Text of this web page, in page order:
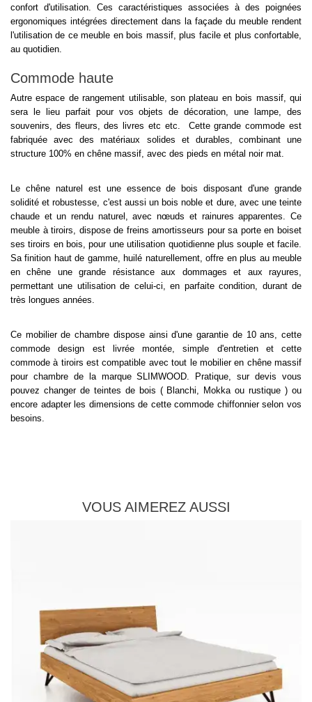
confort d'utilisation. Ces caractéristiques associées à des poignées
ergonomiques intégrées directement dans la façade du meuble rendent
l'utilisation de ce meuble en bois massif, plus facile et plus confortable,
au quotidien.
Commode haute
Autre espace de rangement utilisable, son plateau en bois massif, qui
sera le lieu parfait pour vos objets de décoration, une lampe, des
souvenirs, des fleurs, des livres etc etc. Cette grande commode est
fabriquée avec des matériaux solides et durables, combinant une
structure 100% en chêne massif, avec des pieds en métal noir mat.
Le chêne naturel est une essence de bois disposant d'une grande
solidité et robustesse, c'est aussi un bois noble et dure, avec une teinte
chaude et un rendu naturel, avec nœuds et rainures apparentes. Ce
meuble à tiroirs, dispose de freins amortisseurs pour sa porte en boiset
ses tiroirs en bois, pour une utilisation quotidienne plus souple et facile.
Sa finition haut de gamme, huilé naturellement, offre en plus au meuble
en chêne une grande résistance aux dommages et aux rayures,
permettant une utilisation de celui-ci, en parfaite condition, durant de
très longues années.
Ce mobilier de chambre dispose ainsi d'une garantie de 10 ans, cette
commode design est livrée montée, simple d'entretien et cette
commode à tiroirs est compatible avec tout le mobilier en chêne massif
pour chambre de la marque SLIMWOOD. Pratique, sur devis vous
pouvez changer de teintes de bois ( Blanchi, Mokka ou rustique ) ou
encore adapter les dimensions de cette commode chiffonnier selon vos
besoins.
VOUS AIMEREZ AUSSI